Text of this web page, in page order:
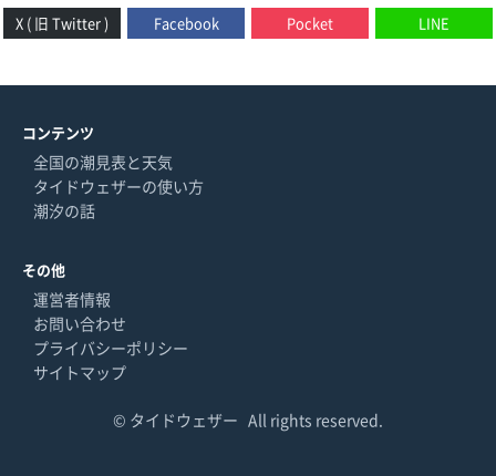
X ( 旧 Twitter )
Facebook Pocket LINE
コンテンツ
全国の潮見表と天気
タイドウェザーの使い方
潮汐の話
その他
運営者情報
お問い合わせ
プライバシーポリシー
サイトマップ
© タイドウェザー All rights reserved.